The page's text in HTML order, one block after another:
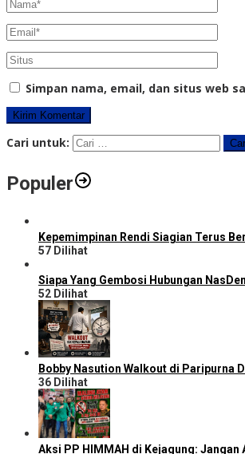
Simpan nama, email, dan situs web
Cari untuk:
Populer
Kepemimpinan Rendi Siagian Terus
57 Dilihat
Siapa Yang Gembosi Hubungan
52 Dilihat
Bobby Nasution Walkout di Paripurna
36 Dilihat
Aksi PP HIMMAH di Kejagung: